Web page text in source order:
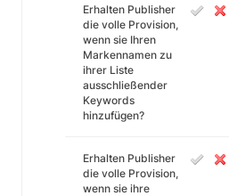
Erhalten Publisher
die volle Provision,
wenn sie Ihren
Markennamen zu
ihrer Liste
ausschließender
Keywords
hinzufügen?
Erhalten Publisher
die volle Provision,
wenn sie ihre